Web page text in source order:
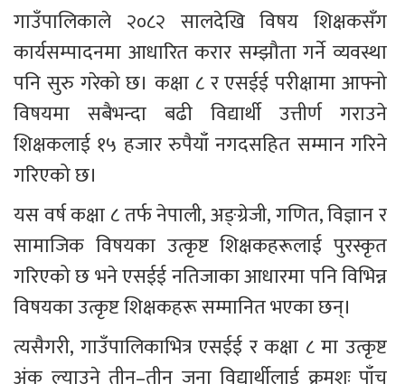
गाउँपालिकाले २०८२ सालदेखि विषय शिक्षकसँग
कार्यसम्पादनमा आधारित करार सम्झौता गर्ने व्यवस्था
पनि सुरु गरेको छ। कक्षा ८ र एसईई परीक्षामा आफ्नो
विषयमा सबैभन्दा बढी विद्यार्थी उत्तीर्ण गराउने
शिक्षकलाई १५ हजार रुपैयाँ नगदसहित सम्मान गरिने
गरिएको छ।
यस वर्ष कक्षा ८ तर्फ नेपाली, अङ्ग्रेजी, गणित, विज्ञान र
सामाजिक विषयका उत्कृष्ट शिक्षकहरूलाई पुरस्कृत
गरिएको छ भने एसईई नतिजाका आधारमा पनि विभिन्न
विषयका उत्कृष्ट शिक्षकहरू सम्मानित भएका छन्।
त्यसैगरी, गाउँपालिकाभित्र एसईई र कक्षा ८ मा उत्कृष्ट